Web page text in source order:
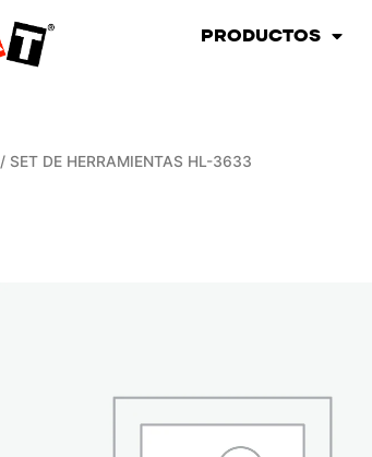
PRODUCTOS
/ SET DE HERRAMIENTAS HL-3633